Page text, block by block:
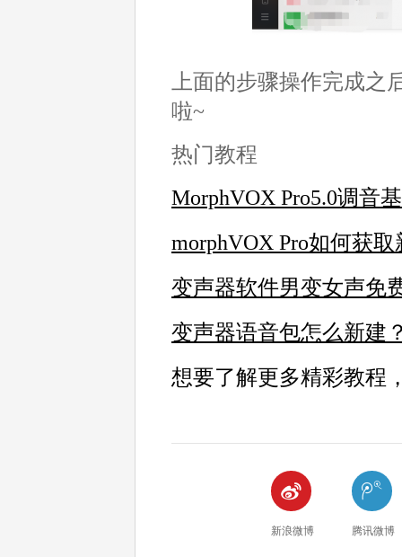
上面的步骤操作完成
啦~
热门教程
MorphVOX Pro5.0调音
morphVOX Pro如何获
变声器软件男变女声免
变声器语音包怎么新建
想要了解更多精彩教程

新浪微博

腾讯微博